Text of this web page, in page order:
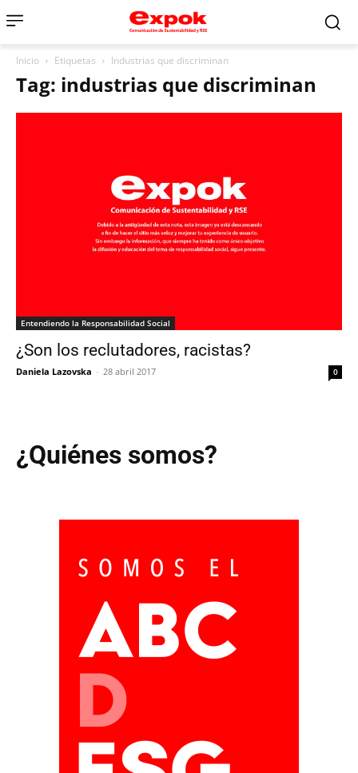
Inicio Etiquetas Industrias que discriminan
Tag: industrias que discriminan
Entendiendo la Responsabilidad Social
¿Son los reclutadores, racistas?
Daniela Lazovska - 28 abril 2017 0
¿Quiénes somos?